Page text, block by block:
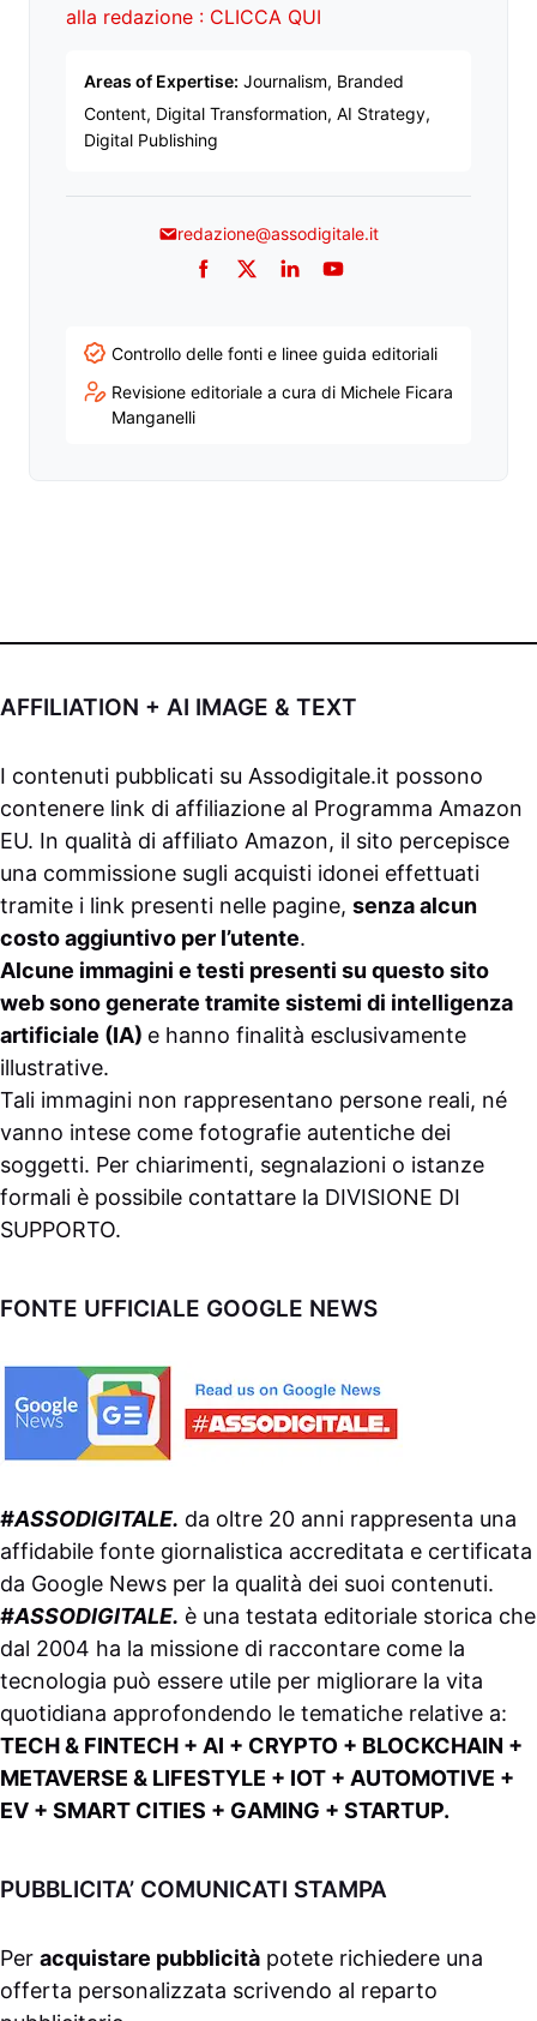
alla redazione : CLICCA QUI
Areas of Expertise: Journalism, Branded
Content, Digital Transformation, AI Strategy,
Digital Publishing
redazione@assodigitale.it
Facebook
TwitterLinkedInYouTube
Controllo delle fonti e linee guida editoriali
Revisione editoriale a cura di Michele Ficara
Manganelli
AFFILIATION + AI IMAGE & TEXT
I contenuti pubblicati su Assodigitale.it possono
contenere link di affiliazione al Programma Amazon
EU. In qualità di affiliato Amazon, il sito percepisce
una commissione sugli acquisti idonei effettuati
tramite i link presenti nelle pagine, senza alcun
costo aggiuntivo per l’utente.
Alcune immagini e testi presenti su questo sito
web sono generate tramite sistemi di intelligenza
artificiale (IA) e hanno finalità esclusivamente
illustrative.
Tali immagini non rappresentano persone reali, né
vanno intese come fotografie autentiche dei
soggetti. Per chiarimenti, segnalazioni o istanze
formali è possibile contattare la DIVISIONE DI
SUPPORTO.
FONTE UFFICIALE GOOGLE NEWS
#ASSODIGITALE. da oltre 20 anni rappresenta una
affidabile fonte giornalistica accreditata e certificata
da Google News per la qualità dei suoi contenuti.
#ASSODIGITALE. è una testata editoriale storica che
dal 2004 ha la missione di raccontare come la
tecnologia può essere utile per migliorare la vita
quotidiana approfondendo le tematiche relative a:
TECH & FINTECH + AI + CRYPTO + BLOCKCHAIN +
METAVERSE & LIFESTYLE + IOT + AUTOMOTIVE +
EV + SMART CITIES + GAMING + STARTUP.
PUBBLICITA’ COMUNICATI STAMPA
Per acquistare pubblicità potete richiedere una
offerta personalizzata scrivendo al reparto